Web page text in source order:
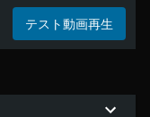
テスト動画再生